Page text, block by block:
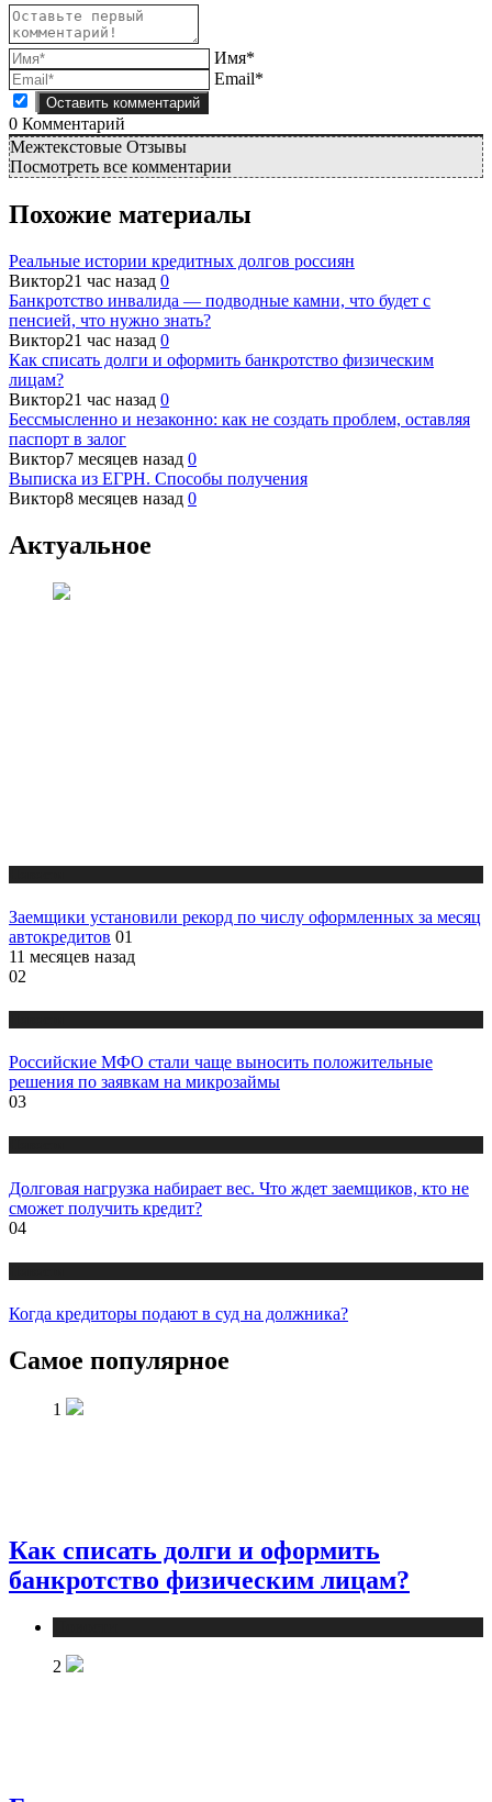
Имя*
Email*
0 Комментарий
Межтекстовые Отзывы
Посмотреть все комментарии
Похожие материалы
Реальные истории кредитных долгов россиян
Виктор21 час назад 0
Банкротство инвалида — подводные камни, что будет с
пенсией, что нужно знать?
Виктор21 час назад 0
Как списать долги и оформить банкротство физическим
лицам?
Виктор21 час назад 0
Бессмысленно и незаконно: как не создать проблем, оставляя
паспорт в залог
Виктор7 месяцев назад 0
Выписка из ЕГРН. Способы получения
Виктор8 месяцев назад 0
Актуальное
Заемщики установили рекорд по числу оформленных за месяц
автокредитов 01
11 месяцев назад
02
Российские МФО стали чаще выносить положительные
решения по заявкам на микрозаймы
03
Долговая нагрузка набирает вес. Что ждет заемщиков, кто не
сможет получить кредит?
04
Когда кредиторы подают в суд на должника?
Самое популярное
1
Как списать долги и оформить
банкротство физическим лицам?
2